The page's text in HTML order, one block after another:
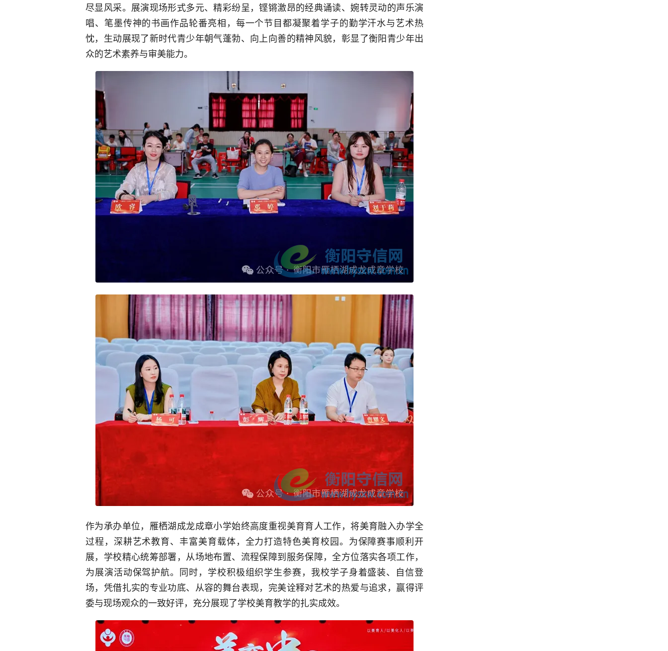
尽显风采。展演现场形式多元、精彩纷呈，铿锵激昂的经典诵读、婉转灵动的声乐演
唱、笔墨传神的书画作品轮番亮相，每一个节目都凝聚着学子的勤学汗水与艺术热
忱，生动展现了新时代青少年朝气蓬勃、向上向善的精神风貌，彰显了衡阳青少年出
众的艺术素养与审美能力。
作为承办单位，雁栖湖成龙成章小学始终高度重视美育育人工作，将美育融入办学全
过程，深耕艺术教育、丰富美育载体，全力打造特色美育校园。为保障赛事顺利开
展，学校精心统筹部署，从场地布置、流程保障到服务保障，全方位落实各项工作，
为展演活动保驾护航。同时，学校积极组织学生参赛，我校学子身着盛装、自信登
场，凭借扎实的专业功底、从容的舞台表现，完美诠释对艺术的热爱与追求，赢得评
委与现场观众的一致好评，充分展现了学校美育教学的扎实成效。